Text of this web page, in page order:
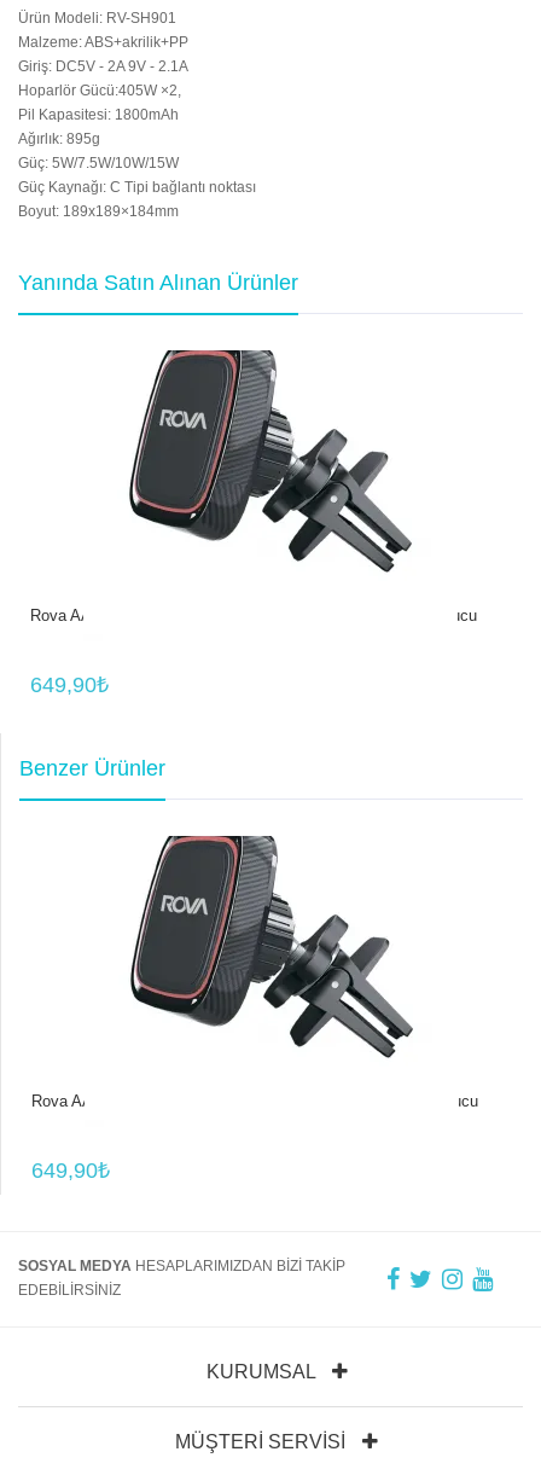
Ürün Modeli: RV-SH901
Malzeme: ABS+akrilik+PP
Giriş: DC5V - 2A 9V - 2.1A
Hoparlör Gücü:405W ×2,
Pil Kapasitesi: 1800mAh
Ağırlık: 895g
Güç: 5W/7.5W/10W/15W
Güç Kaynağı: C Tipi bağlantı noktası
Boyut: 189x189×184mm
Yanında Satın Alınan Ürünler
Rova AAT701 Araba İçi Manyetik Mıknatıslı Cep Telefon Tutucu
649,90₺
Benzer Ürünler
Rova AAT701 Araba İçi Manyetik Mıknatıslı Cep Telefon Tutucu
649,90₺
SOSYAL MEDYA HESAPLARIMIZDAN BİZİ TAKİP
EDEBİLİRSİNİZ
KURUMSAL
MÜŞTERI SERVISI